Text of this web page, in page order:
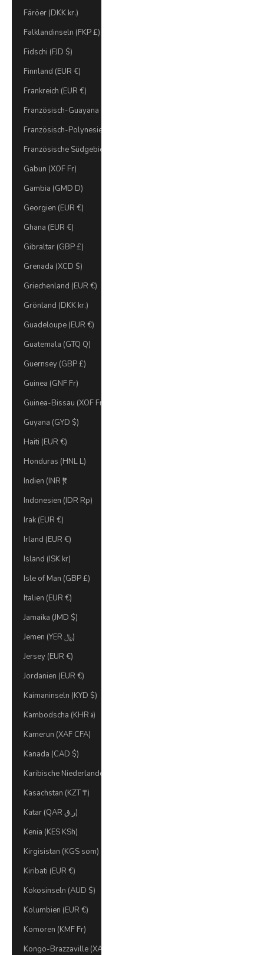
Färöer (DKK kr.)
Falklandinseln (FKP £)
Fidschi (FJD $)
Finnland (EUR €)
Frankreich (EUR €)
Französisch-Guayana (EUR €)
Französisch-Polynesien (XPF Fr)
Französische Südgebiete (EUR €)
Gabun (XOF Fr)
Gambia (GMD D)
Georgien (EUR €)
Ghana (EUR €)
Gibraltar (GBP £)
Grenada (XCD $)
Griechenland (EUR €)
Grönland (DKK kr.)
Guadeloupe (EUR €)
Guatemala (GTQ Q)
Guernsey (GBP £)
Guinea (GNF Fr)
Guinea-Bissau (XOF Fr)
Guyana (GYD $)
Haiti (EUR €)
Honduras (HNL L)
Indien (INR ₹)
Indonesien (IDR Rp)
Irak (EUR €)
Irland (EUR €)
Island (ISK kr)
Isle of Man (GBP £)
Italien (EUR €)
Jamaika (JMD $)
Jemen (YER ﷼)
Jersey (EUR €)
Jordanien (EUR €)
Kaimaninseln (KYD $)
Kambodscha (KHR ៛)
Kamerun (XAF CFA)
Kanada (CAD $)
Karibische Niederlande (USD $)
Kasachstan (KZT ₸)
Katar (QAR ر.ق)
Kenia (KES KSh)
Kirgisistan (KGS som)
Kiribati (EUR €)
Kokosinseln (AUD $)
Kolumbien (EUR €)
Komoren (KMF Fr)
Kongo-Brazzaville (XAF CFA)